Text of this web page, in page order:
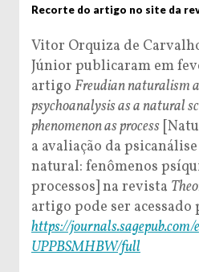
Recorte do artigo no site da
Vitor Orquiza de
Júnior publicaram em
artigo Freudian naturalism
psychoanalysis as a natural
phenomenon as process
a avaliação da
natural: fenômenos
processos] na revista
artigo pode ser
https://
UPPBSMHBW/full